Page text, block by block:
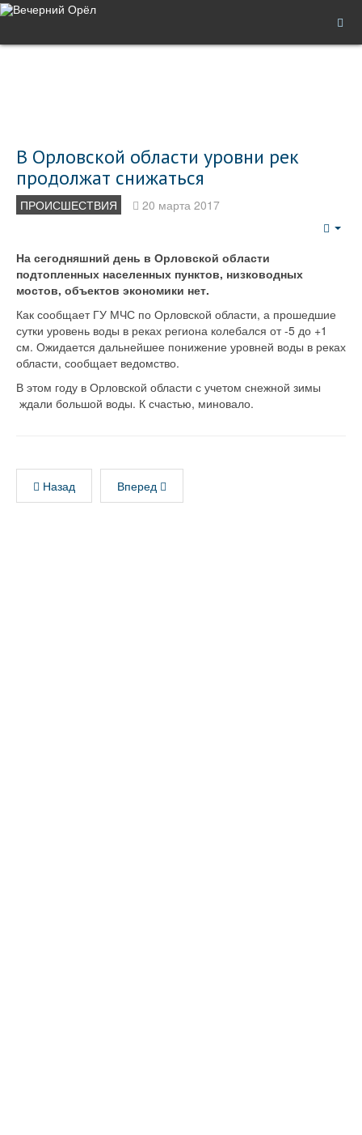
В Орловской области уровни рек
продолжат снижаться
ПРОИСШЕСТВИЯ 20 марта 2017
На сегодняшний день в Орловской области
подтопленных населенных пунктов, низководных
мостов, объектов экономики нет.
Как сообщает ГУ МЧС по Орловской области, а прошедшие
сутки уровень воды в реках региона колебался от -5 до +1
см. Ожидается дальнейшее понижение уровней воды в реках
области, сообщает ведомство.
В этом году в Орловской области с учетом снежной зимы
ждали большой воды. К счастью, миновало.
Назад Вперед